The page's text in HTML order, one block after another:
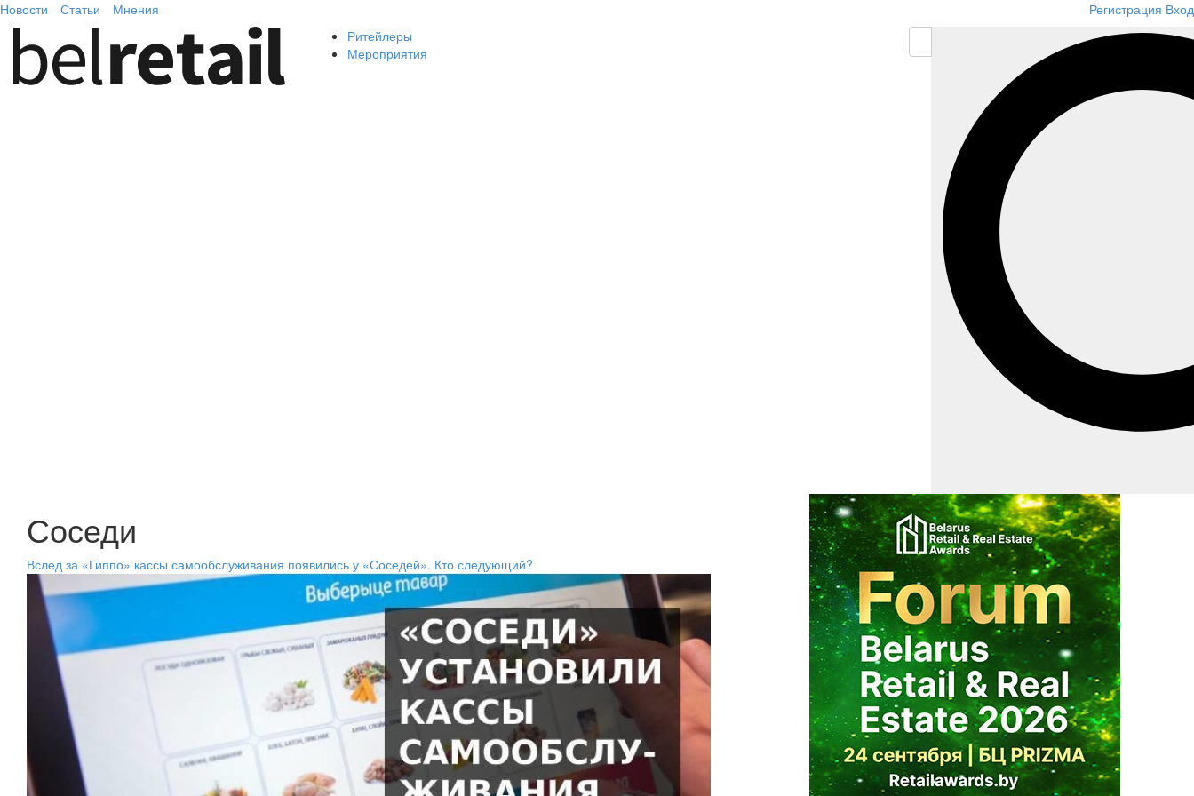
Новости Статьи Мнения Регистрация Вход
Ритейлеры
Мероприятия
Соседи
Вслед за «Гиппо» кассы самообслуживания появились у «Соседей». Кто следующий?